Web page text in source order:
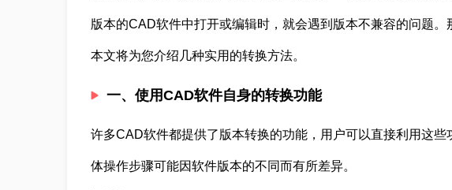
版本的CAD软件中打开或编辑时，就会遇到版本不兼容的问题。
本文将为您介绍几种实用的转换方法。
一、使用CAD软件自身的转换功能
许多CAD软件都提供了版本转换的功能，用户可以直接利用这
体操作步骤可能因软件版本的不同而有所差异。